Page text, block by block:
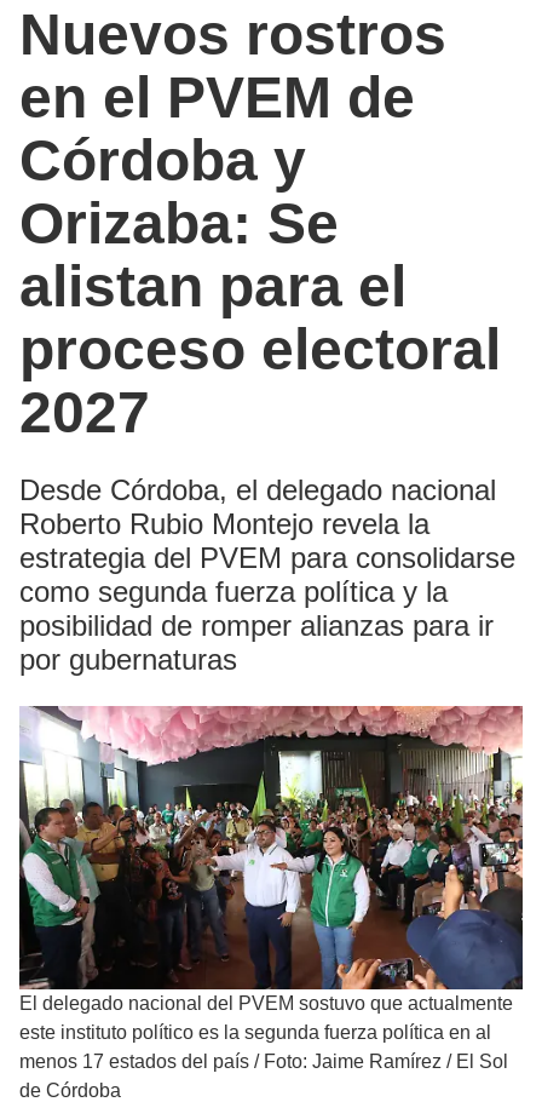
Nuevos rostros
en el PVEM de
Córdoba y
Orizaba: Se
alistan para el
proceso electoral
2027
Desde Córdoba, el delegado nacional
Roberto Rubio Montejo revela la
estrategia del PVEM para consolidarse
como segunda fuerza política y la
posibilidad de romper alianzas para ir
por gubernaturas
El delegado nacional del PVEM sostuvo que actualmente
este instituto político es la segunda fuerza política en al
menos 17 estados del país / Foto: Jaime Ramírez / El Sol
de Córdoba